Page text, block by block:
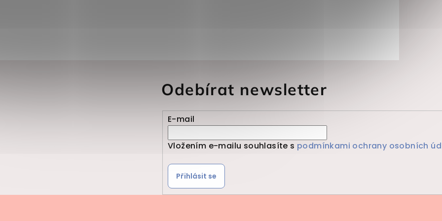
Odebírat newsletter
E-mail
Vložením e-mailu souhlasíte s podmínkami ochrany osobních
Přihlásit se